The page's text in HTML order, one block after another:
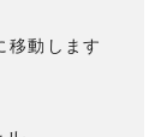
移動します